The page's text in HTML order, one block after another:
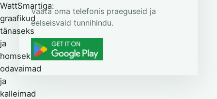
WattSmartiga:
graafikud
tänaseks
ja
homseks,
odavaimad
ja
kalleimad
Vaata oma telefonis praeguseid ja
eelseisvaid tunnihindu.